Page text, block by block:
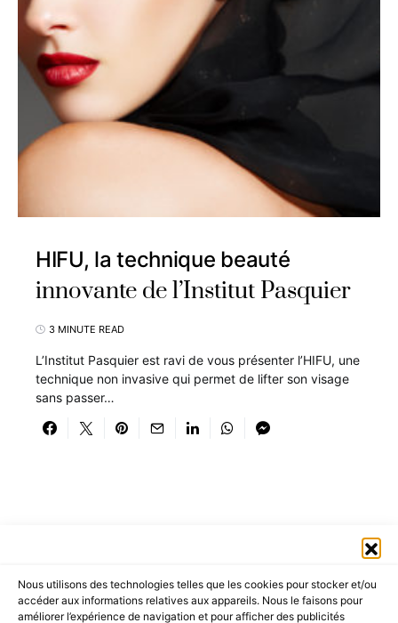
Nous utilisons des technologies telles que les cookies pour stocker et/ou
accéder aux informations relatives aux appareils. Nous le faisons pour
améliorer l’expérience de navigation et pour afficher des publicités
HIFU, la technique beauté
innovante de l’Institut Pasquier
3 MINUTE READ
L’Institut Pasquier est ravi de vous présenter l’HIFU, une
technique non invasive qui permet de lifter son visage
sans passer…